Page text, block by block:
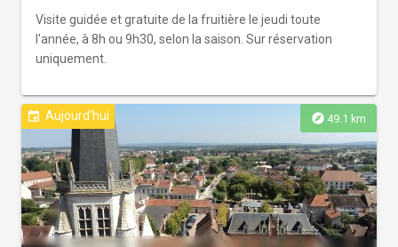
Visite guidée et gratuite de la fruitière le jeudi toute
l'année, à 8h ou 9h30, selon la saison. Sur réservation
uniquement.
explore 49.1 km
event Aujourd'hui